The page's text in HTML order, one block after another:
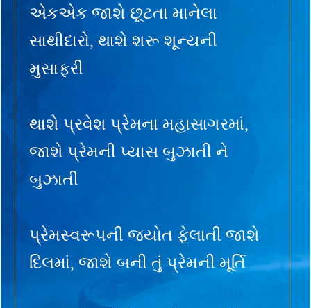
એકએક જાશે છૂટતા માનેલા
સાથીદારો, થાશે શરૂ શૂન્યની
મુસાફરી
થાશે પ્રવેશ પ્રેમના મહાસાગરમાં,
જાશે પ્રેમની પ્યાસ બુઝાતી ને
બુઝાતી
પ્રેમસ્વરૂપની જ્યોત ફેલાતી જાશે
દિલમાં, જાશે બની તું પ્રેમની મૂર્તિ